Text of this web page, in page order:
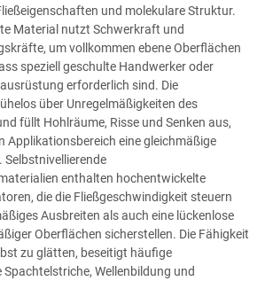
und molekulare Struktur.
Material nutzt Schwerkraft und
um vollkommen ebene Oberflächen
speziell geschulte Handwerker oder
erforderlich sind. Die
über Unregelmäßigkeiten des
füllt Hohlräume, Risse und Senken aus,
Applikationsbereich eine gleichmäßige
enthalten hochentwickelte
die die Fließgeschwindigkeit steuern
Ausbreiten als auch eine lückenlose
Oberflächen sicherstellen. Die Fähigkeit
zu glätten, beseitigt häufige
Wellenbildung und